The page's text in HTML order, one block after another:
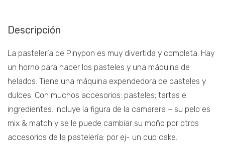
Descripción
La pastelería de Pinypon es muy divertida y completa. Hay
un horno para hacer los pasteles y una máquina de
helados. Tiene una máquina expendedora de pasteles y
dulces. Con muchos accesorios: pasteles; tartas e
ingredientes. Incluye la figura de la camarera – su pelo es
mix & match y se le puede cambiar su moño por otros
accesorios de la pastelería: por ej- un cup cake.